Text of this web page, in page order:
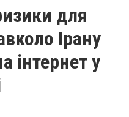
для
Ірану
інтернет у